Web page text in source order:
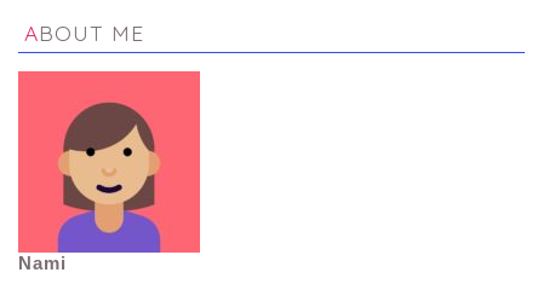
ABOUT ME
Nami